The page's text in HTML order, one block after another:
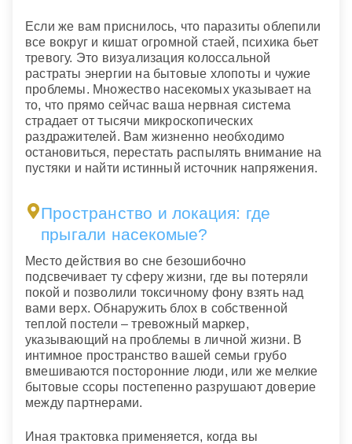
Если же вам приснилось, что паразиты облепили
все вокруг и кишат огромной стаей, психика бьет
тревогу. Это визуализация колоссальной
растраты энергии на бытовые хлопоты и чужие
проблемы. Множество насекомых указывает на
то, что прямо сейчас ваша нервная система
страдает от тысячи микроскопических
раздражителей. Вам жизненно необходимо
остановиться, перестать распылять внимание на
пустяки и найти истинный источник напряжения.
Пространство и локация: где
прыгали насекомые?
Место действия во сне безошибочно
подсвечивает ту сферу жизни, где вы потеряли
покой и позволили токсичному фону взять над
вами верх. Обнаружить блох в собственной
теплой постели – тревожный маркер,
указывающий на проблемы в личной жизни. В
интимное пространство вашей семьи грубо
вмешиваются посторонние люди, или же мелкие
бытовые ссоры постепенно разрушают доверие
между партнерами.
Иная трактовка применяется, когда вы